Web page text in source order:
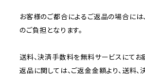
お客様のご都合によるご返品の場合には
のご負担となります。
送料、決済手数料を無料サービスにてお
返品に関しては、ご返金金額より、送料